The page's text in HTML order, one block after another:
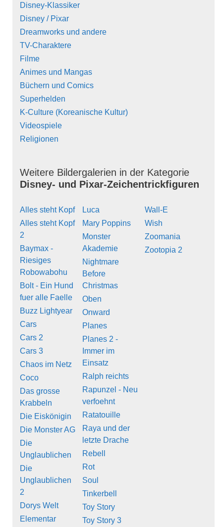
Disney-Klassiker
Disney / Pixar
Dreamworks und andere
TV-Charaktere
Filme
Animes und Mangas
Büchern und Comics
Superhelden
K-Culture (Koreanische Kultur)
Videospiele
Religionen
Weitere Bildergalerien in der Kategorie
Disney- und Pixar-Zeichentrickfiguren
Alles steht Kopf
Alles steht Kopf
2
Baymax -
Riesiges
Robowabohu
Bolt - Ein Hund
fuer alle Faelle
Buzz Lightyear
Cars
Cars 2
Cars 3
Chaos im Netz
Coco
Das grosse
Krabbeln
Die Eiskönigin
Die Monster AG
Die
Unglaublichen
Die
Unglaublichen
2
Dorys Welt
Elementar
Luca
Mary Poppins
Monster
Akademie
Nightmare
Before
Christmas
Oben
Onward
Planes
Planes 2 -
Immer im
Einsatz
Ralph reichts
Rapunzel - Neu
verfoehnt
Ratatouille
Raya und der
letzte Drache
Rebell
Rot
Soul
Tinkerbell
Toy Story
Toy Story 3
Wall-E
Wish
Zoomania
Zootopia 2